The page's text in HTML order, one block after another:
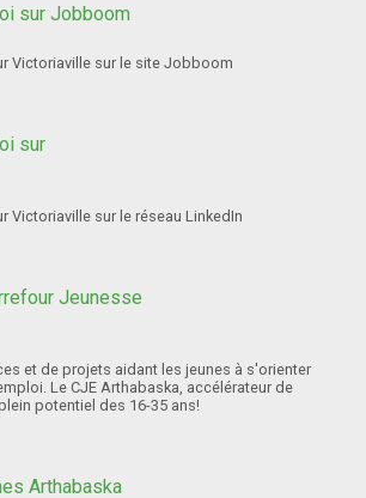
Victoriaville sur le site Jobboom
Victoriaville sur le réseau LinkedIn
et de projets aidant les jeunes à s'orienter
Le CJE Arthabaska, accélérateur de
potentiel des 16-35 ans!